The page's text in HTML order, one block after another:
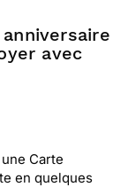
avec
Carte
en quelques